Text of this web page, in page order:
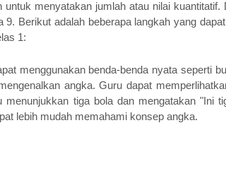
untuk menyatakan jumlah atau nilai
9. Berikut adalah beberapa langkah yang
1:
menggunakan benda-benda nyata seperti
angka. Guru dapat
tiga bola dan mengatakan "Ini
lebih mudah memahami konsep angka.